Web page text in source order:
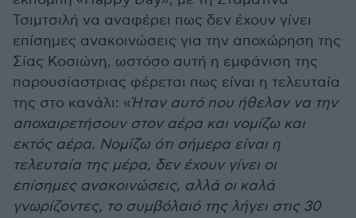
Τσιμτσιλή να αναφέρει πως δεν έχουν γίνει
επίσημες ανακοινώσεις για την αποχώρηση της
Σίας Κοσιώνη, ωστόσο αυτή η εμφάνιση της
παρουσίαστριας φέρεται πως είναι η τελευταία
της στο κανάλι: «Ήταν αυτό που ήθελαν να την
αποχαιρετήσουν στον αέρα και νομίζω και
εκτός αέρα. Νομίζω ότι σήμερα είναι η
τελευταία της μέρα, δεν έχουν γίνει οι
επίσημες ανακοινώσεις, αλλά οι καλά
γνωρίζοντες, το συμβόλαιό της λήγει στις 30